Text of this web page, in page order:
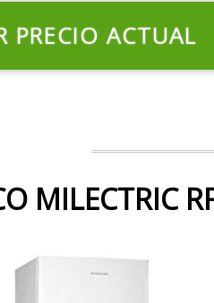
PRECIO ACTUAL
MILECTRIC